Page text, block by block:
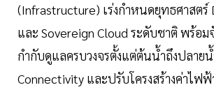
(Infrastructure) เร่งกำหนดยุทธศาสตร์
และ Sovereign Cloud ระดับชาติ พร้อม
กำกับดูแลครบวงจรตั้งแต่ต้นน้ำถึงปลาย
Connectivity และปรับโครงสร้างค่าไฟฟ้